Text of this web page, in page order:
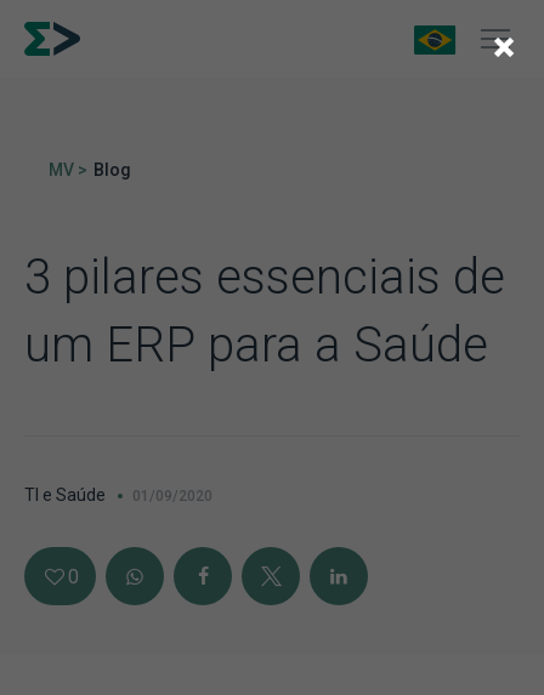
MV > Blog
3 pilares essenciais de
um ERP para a Saúde
TI e Saúde 01/09/2020
0
×